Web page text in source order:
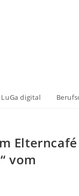
LuGa digital
Elterncafé
vom